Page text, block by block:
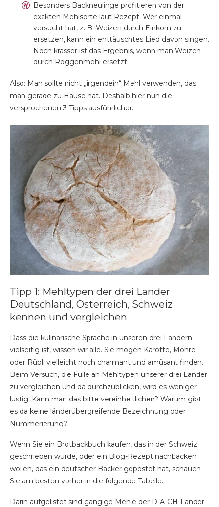
Besonders Backneulinge profitieren von der
exakten Mehlsorte laut Rezept. Wer einmal
versucht hat, z. B. Weizen durch Einkorn zu
ersetzen, kann ein enttäuschtes Lied davon singen.
Noch krasser ist das Ergebnis, wenn man Weizen-
durch Roggenmehl ersetzt.
Also: Man sollte nicht „irgendein“ Mehl verwenden, das
man gerade zu Hause hat. Deshalb hier nun die
versprochenen 3 Tipps ausführlicher.
Tipp 1: Mehltypen der drei Länder
Deutschland, Österreich, Schweiz
kennen und vergleichen
Dass die kulinarische Sprache in unseren drei Ländern
vielseitig ist, wissen wir alle. Sie mögen Karotte, Möhre
oder Rübli vielleicht noch charmant und amüsant finden.
Beim Versuch, die Fülle an Mehltypen unserer drei Länder
zu vergleichen und da durchzublicken, wird es weniger
lustig. Kann man das bitte vereinheitlichen? Warum gibt
es da keine länderübergreifende Bezeichnung oder
Nummerierung?
Wenn Sie ein Brotbackbuch kaufen, das in der Schweiz
geschrieben wurde, oder ein Blog-Rezept nachbacken
wollen, das ein deutscher Bäcker gepostet hat, schauen
Sie am besten vorher in die folgende Tabelle.
Darin aufgelistet sind gängige Mehle der D-A-CH-Länder